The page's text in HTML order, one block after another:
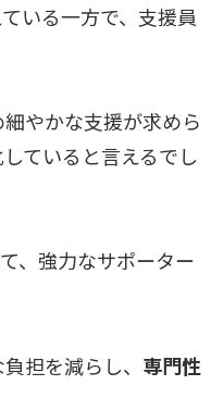
いる一方で、支援員
やかな支援が求めら
ていると言えるでし
、強力なサポーター
担を減らし、 専門性